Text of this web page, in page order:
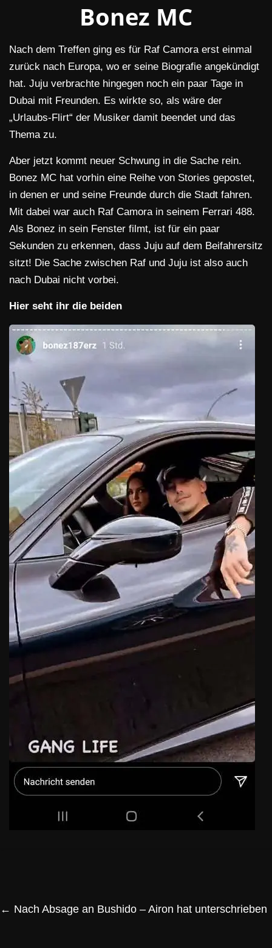
Bonez MC
Nach dem Treffen ging es für Raf Camora erst einmal
zurück nach Europa, wo er seine Biografie angekündigt
hat. Juju verbrachte hingegen noch ein paar Tage in
Dubai mit Freunden. Es wirkte so, als wäre der
„Urlaubs-Flirt“ der Musiker damit beendet und das
Thema zu.
Aber jetzt kommt neuer Schwung in die Sache rein.
Bonez MC hat vorhin eine Reihe von Stories gepostet,
in denen er und seine Freunde durch die Stadt fahren.
Mit dabei war auch Raf Camora in seinem Ferrari 488.
Als Bonez in sein Fenster filmt, ist für ein paar
Sekunden zu erkennen, dass Juju auf dem Beifahrersitz
sitzt! Die Sache zwischen Raf und Juju ist also auch
nach Dubai nicht vorbei.
Hier seht ihr die beiden
← Nach Absage an Bushido – Airon hat unterschrieben